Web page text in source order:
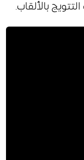
بالألقاب.